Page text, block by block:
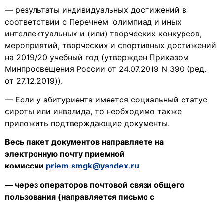
— результаты индивидуальных достижений в
соответствии с Перечнем олимпиад и иных
интеллектуальных и (или) творческих конкурсов,
мероприятий, творческих и спортивных достижений
на 2019/20 учебный год (утвержден Приказом
Минпросвещения России от 24.07.2019 N 390 (ред.
от 27.12.2019)).
— Если у абитуриента имеется социальный статус
сироты или инвалида, то необходимо также
приложить подтверждающие документы.
Весь пакет документов направляете на
электронную почту приемной
комиссии priem.smgk@yandex.ru
— через операторов почтовой связи общего
пользования (направляется письмо с